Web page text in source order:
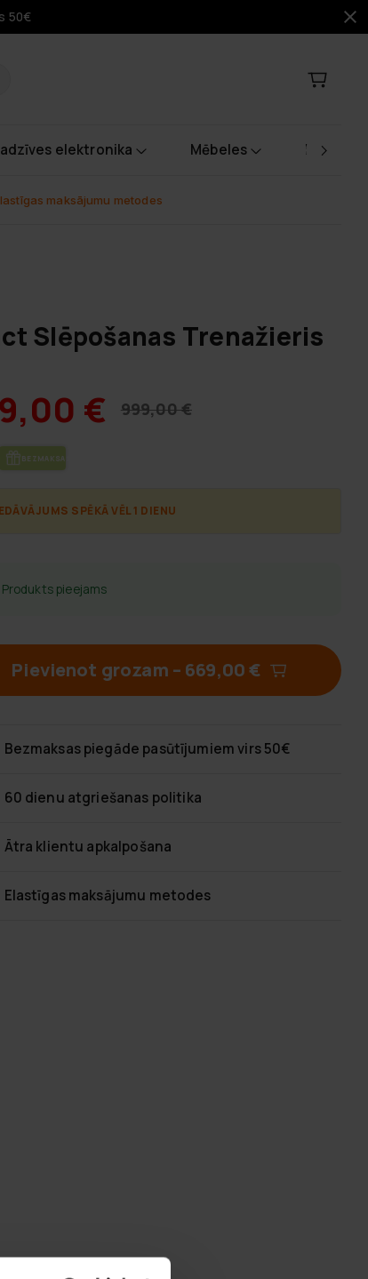
50€
elektronika Mēbeles
maksājumu metodes
Slēpošanas Trenažieris
€ 999,00 €
BEZ­MAK­SAS PIE­GĀ­DE
SPĒKĀ VĒL 1 DIENU
Produkts pieejams
Pievienot grozam – 669,00 €
Bezmaksas piegāde pasūtījumiem virs 50€
60 dienu atgriešanas politika
Ātra klientu apkalpošana
Elastīgas maksājumu metodes